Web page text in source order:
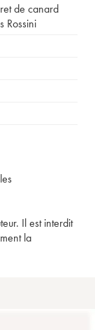
de canard
Rossini
Il est interdit
la